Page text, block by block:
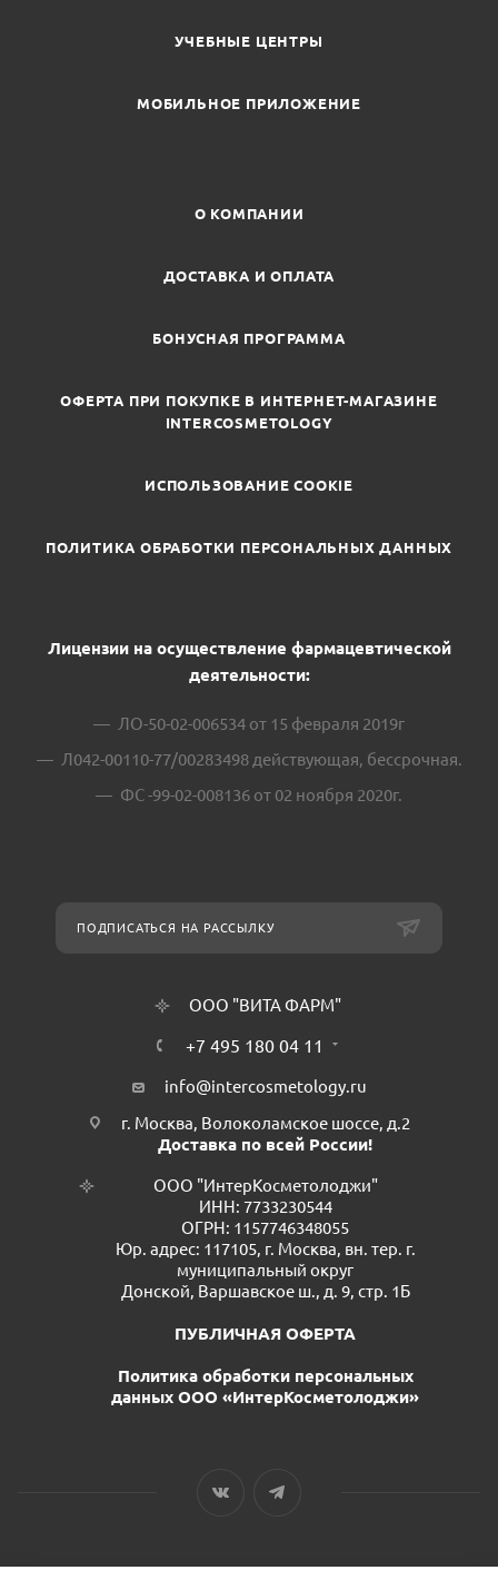
УЧЕБНЫЕ ЦЕНТРЫ
МОБИЛЬНОЕ ПРИЛОЖЕНИЕ
О КОМПАНИИ
ДОСТАВКА И ОПЛАТА
БОНУСНАЯ ПРОГРАММА
ОФЕРТА ПРИ ПОКУПКЕ В ИНТЕРНЕТ-МАГАЗИНЕ
INTERCOSMETOLOGY
ИСПОЛЬЗОВАНИЕ COOKIE
ПОЛИТИКА ОБРАБОТКИ ПЕРСОНАЛЬНЫХ ДАННЫХ
Лицензии на осуществление фармацевтической
деятельности:
ЛО-50-02-006534 от 15 февраля 2019г
Л042-00110-77/00283498 действующая, бессрочная.
ФС -99-02-008136 от 02 ноября 2020г.
ПОДПИСАТЬСЯ НА РАССЫЛКУ
ООО "ВИТА ФАРМ"
+7 495 180 04 11
info@intercosmetology.ru
г. Москва, Волоколамское шоссе, д.2
Доставка по всей России!
ООО "ИнтерКосметолоджи"
ИНН: 7733230544
ОГРН: 1157746348055
Юр. адрес: 117105, г. Москва, вн. тер. г.
муниципальный округ
Донской, Варшавское ш., д. 9, стр. 1Б
ПУБЛИЧНАЯ ОФЕРТА
Политика обработки персональных
данных ООО «ИнтерКосметолоджи»